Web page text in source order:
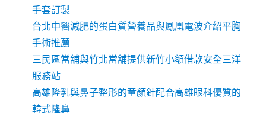
手套訂製
台北中醫減肥的蛋白質營養品與鳳凰電波介紹平胸
手術推薦
三民區當舖與竹北當舖提供新竹小額借款安全三洋
服務站
高雄隆乳與鼻子整形的童顏針配合高雄眼科優質的
韓式隆鼻